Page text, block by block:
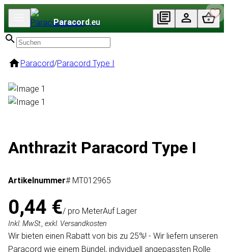
Paracord.eu
Paracord/Paracord Type I
Anthrazit Paracord Type I
Artikelnummer# MT012965
0,44 €/ pro MeterAuf Lager
Inkl. MwSt., exkl. Versandkosten
Wir bieten einen Rabatt von bis zu 25%! - Wir liefern unseren
Paracord wie einem Bündel, individuell angepassten Rolle